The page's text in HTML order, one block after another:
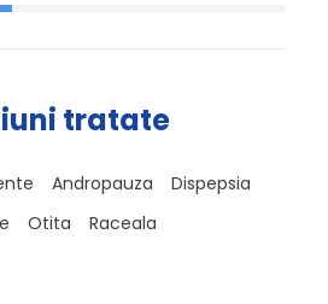
tratate
Andropauza
Dispepsia
Otita Raceala